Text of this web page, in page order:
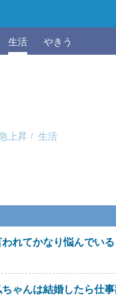
生活 やきう
上昇 生活
れてかなり悩んでいる
ゃんは結婚したら仕